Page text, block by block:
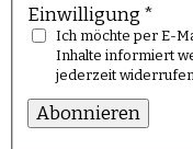
Einwilligung *
Ich möchte per E-
Inhalte informiert
jederzeit widerrufen.
Abonnieren